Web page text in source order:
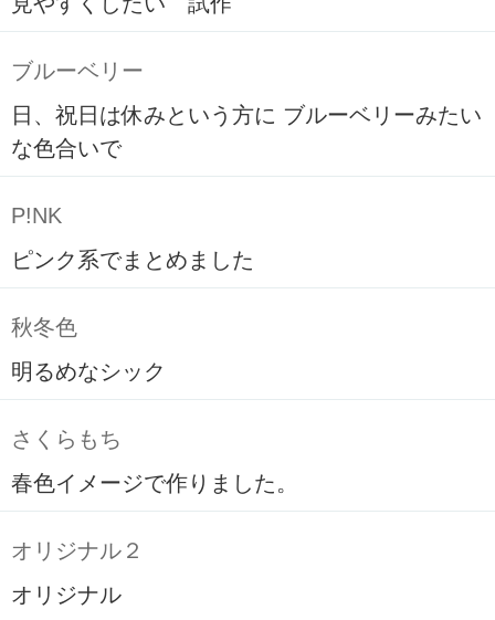
ブルーベリー
日、祝日は休みという方に ブルーベリーみたい
な色合いで
P!NK
ピンク系でまとめました
秋冬色
明るめなシック
さくらもち
春色イメージで作りました。
オリジナル２
オリジナル